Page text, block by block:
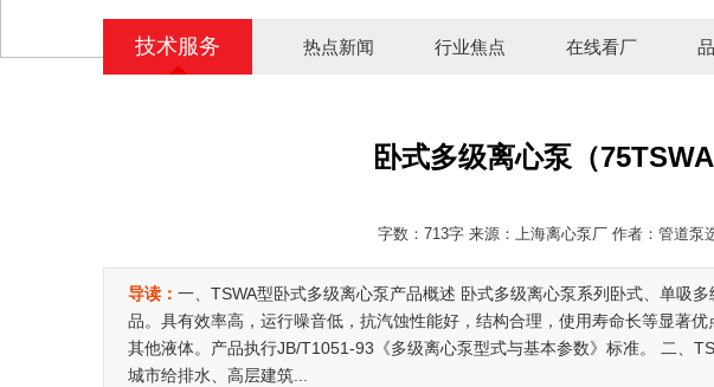
技术服务 热点新闻 行业焦点 在线看厂
卧式多级离心泵（75TSWA
字数：713字 来源：上海离心泵厂 作者：管道泵
导读： 一、TSWA型卧式多级离心泵产品概述 卧式多级离心泵系列卧式、单吸
品。具有效率高，运行噪音低，抗汽蚀性能好，结构合理，使用寿命长等显著
其他液体。产品执行JB/T1051-93《多级离心泵型式与基本参数》标准。 二、
城市给排水、高层建筑...